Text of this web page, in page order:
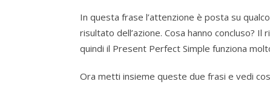
In questa frase l’attenzione è posta su
risultato dell’azione. Cosa hanno concluso?
quindi il Present Perfect Simple funziona
Ora metti insieme queste due frasi e vedi